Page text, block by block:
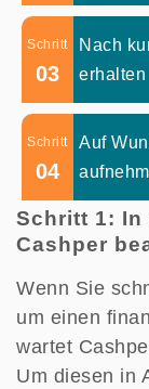
Schritt
03
Nach
erhalten
Schritt
04
Auf
Schritt 1: In
Cashper
Wenn Sie
um einen
wartet
Um diesen in